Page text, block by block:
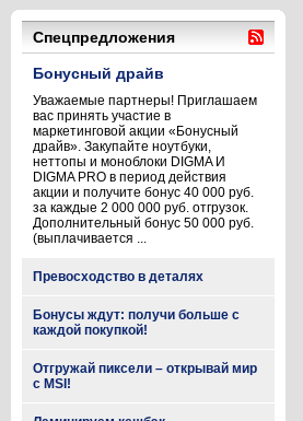
Спецпредложения
Бонусный драйв
Уважаемые партнеры! Приглашаем
вас принять участие в
маркетинговой акции «Бонусный
драйв». Закупайте ноутбуки,
неттопы и моноблоки DIGMA И
DIGMA PRO в период действия
акции и получите бонус 40 000 руб.
за каждые 2 000 000 руб. отгрузок.
Дополнительный бонус 50 000 руб.
(выплачивается ...
Превосходство в деталях
Бонусы ждут: получи больше с
каждой покупкой!
Отгружай пиксели – открывай мир
с MSI!